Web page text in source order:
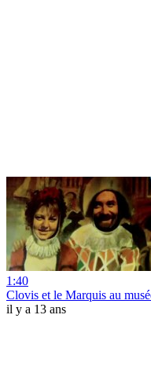
1:40
Clovis et le Marquis au
il y a 13 ans